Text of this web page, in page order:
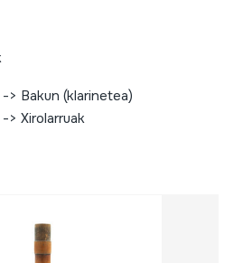
Bakun (klarinetea)
> Xirolarruak